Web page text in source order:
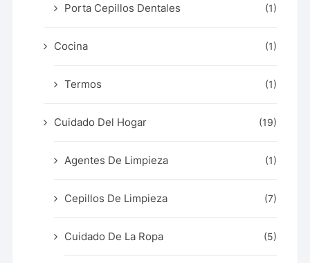
Porta Cepillos Dentales (1)
Cocina (1)
Termos (1)
Cuidado Del Hogar (19)
Agentes De Limpieza (1)
Cepillos De Limpieza (7)
Cuidado De La Ropa (5)